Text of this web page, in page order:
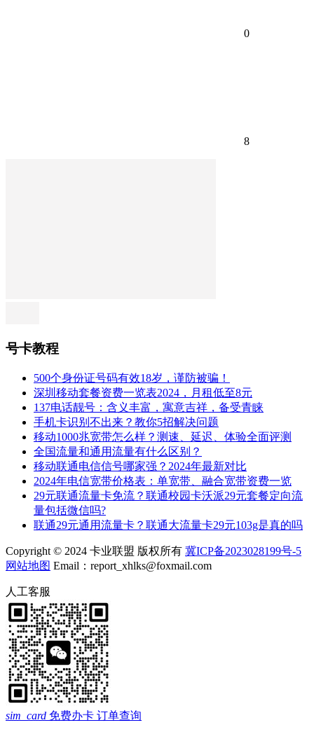
0
8
号卡教程
500个身份证号码有效18岁，谨防被骗！
深圳移动套餐资费一览表2024，月租低至8元
137电话靓号：含义丰富，寓意吉祥，备受青睐
手机卡识别不出来？教你5招解决问题
移动1000兆宽带怎么样？测速、延迟、体验全面评测
全国流量和通用流量有什么区别？
移动联通电信信号哪家强？2024年最新对比
2024年电信宽带价格表：单宽带、融合宽带资费一览
29元联通流量卡免流？联通校园卡沃派29元套餐定向流
量包括微信吗?
联通29元通用流量卡？联通大流量卡29元103g是真的吗
Copyright © 2024 卡业联盟 版权所有 冀ICP备2023028199号-5
网站地图 Email：report_xhlks@foxmail.com
人工客服
sim_card 免费办卡 订单查询